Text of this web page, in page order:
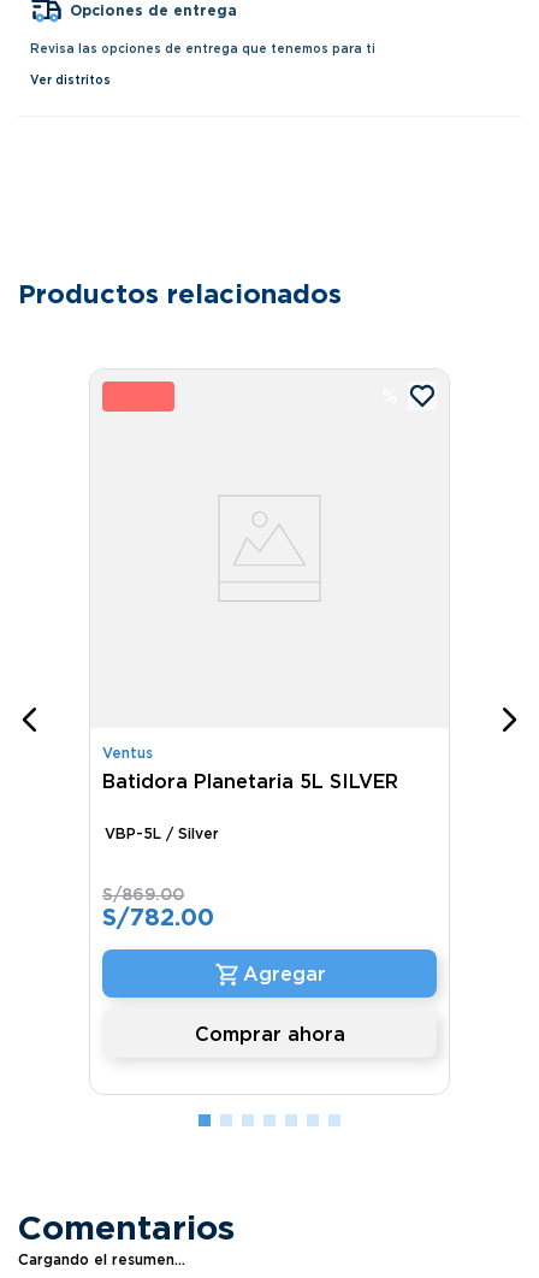
Opciones de entrega
Revisa las opciones de entrega que tenemos para ti
Ver distritos
Productos relacionados
Ventus
Batidora Planetaria 5L SILVER
VBP-5L / Silver
S/869.00
S/782.00
Comprar ahora
Comentarios
Cargando el resumen…